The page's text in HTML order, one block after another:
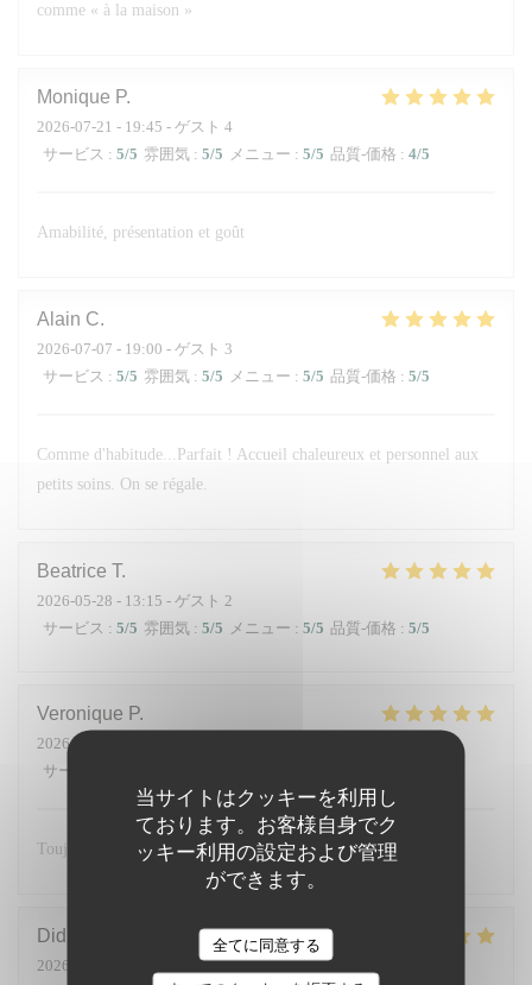
当サイトはクッキーを利用し
ております。お客様自身でク
ッキー利用の設定および管理
ができます。
全てに同意する
comme « à la maison »
Monique P
2026-07-21 - 19:45 - ゲスト 4
サービス : 5/5 雰囲気 : 5/5 メニュー : 5/5 品質-価格 : 4/5
Amabilité, présentation et goût
Alain C
2026-07-07 - 19:00 - ゲスト 3
サービス : 5/5 雰囲気 : 5/5 メニュー : 5/5 品質-価格 : 5/5
Comme d'habitude...Parfait ! Accueil chaleureux et personnel aux
petits soins. On se régale.
Beatrice T
2026-05-28 - 13:15 - ゲスト 2
サービス : 5/5 雰囲気 : 5/5 メニュー : 5/5 品質-価格 : 5/5
Veronique P
2026-06-28
サービス
Toujours excellent et un accueil chaleureux 🥰
Didier
2026-06-26
- 20:15 - ゲスト 4